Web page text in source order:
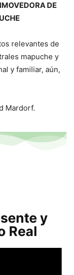
DE
relevantes de
mapuche y
y familiar, aún,
Mardorf.
y
Real